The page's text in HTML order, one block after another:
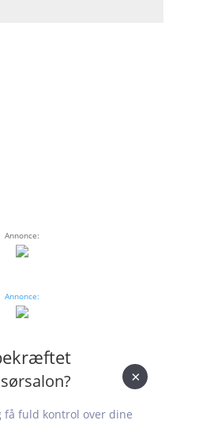
Annonce:
Annonce:
få fuld kontrol over dine
×